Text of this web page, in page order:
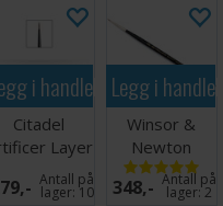
i handlekurven
Citadel
Layer
Medium
Antall på
lager: 10
Legg i
Winsor &
Newton
Series 7
størrelse 000
348,- Antall på
lager:2